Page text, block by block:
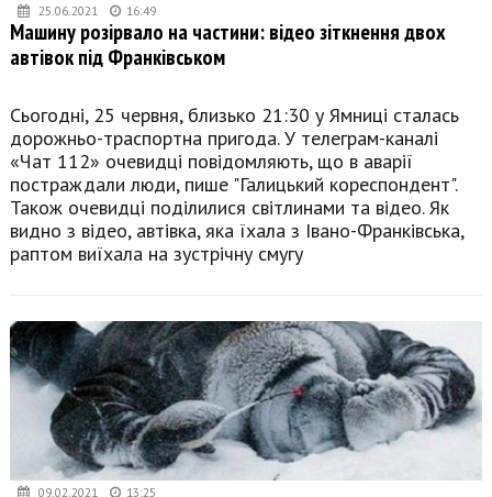
25.06.2021 16:49
Машину розірвало на частини: відео зіткнення двох
автівок під Франківськом
Сьогодні, 25 червня, близько 21:30 у Ямниці сталась
дорожньо-траспортна пригода. У телеграм-каналі
«Чат 112» очевидці повідомляють, що в аварії
постраждали люди, пише "Галицький кореспондент".
Також очевидці поділилися світлинами та відео. Як
видно з відео, автівка, яка їхала з Івано-Франківська,
раптом виїхала на зустрічну смугу
09.02.2021 13:25